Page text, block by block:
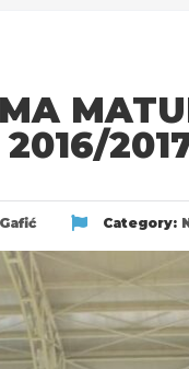
2016/
Category: